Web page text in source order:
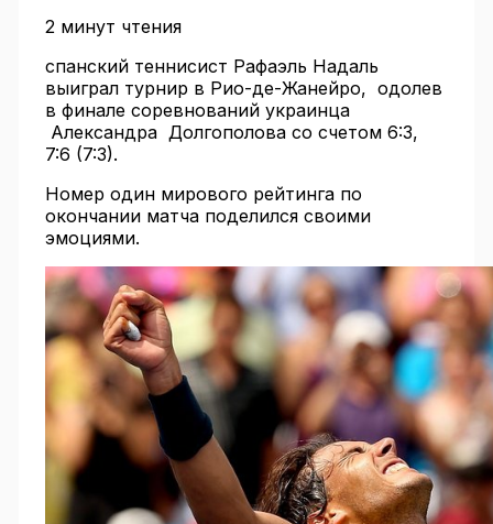
2 минут чтения
спанский теннисист Рафаэль Надаль
выиграл турнир в Рио-де-Жанейро, одолев
в финале соревнований украинца
Александра Долгополова со счетом 6:3,
7:6 (7:3).
Номер один мирового рейтинга по
окончании матча поделился своими
эмоциями.